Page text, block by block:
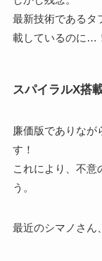
最新技術であるタ
載しているのに…
スパイラルX搭
廉価版でありなが
す！
これにより、不意
う。
最近のシマノさん